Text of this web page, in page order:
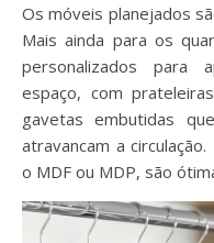
Os móveis planejados
Mais ainda para os
personalizados para
espaço, com
gavetas embutidas
atravancam a
o MDF ou MDP, são